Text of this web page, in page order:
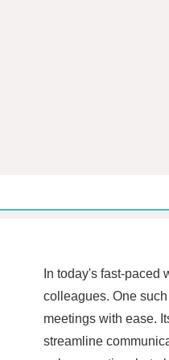
In today's fast-paced
colleagues. One
meetings with ease.
streamline